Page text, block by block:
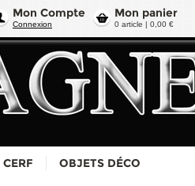
Mon panier
0 article | 0,00 €
Mon Compte
Connexion
OBJETS DÉCO